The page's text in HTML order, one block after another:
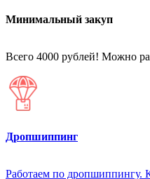
Минимальный закуп
Всего 4000 рублей! Можно
Дропшиппинг
Работаем по дропшиппингу.